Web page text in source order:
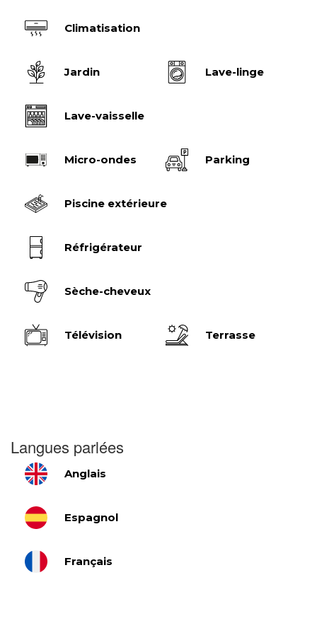
Climatisation
Jardin Lave-linge
Lave-vaisselle
Micro-ondes Parking
Piscine extérieure
Réfrigérateur
Sèche-cheveux
Télévision Terrasse
Langues parlées
Anglais
Espagnol
Français